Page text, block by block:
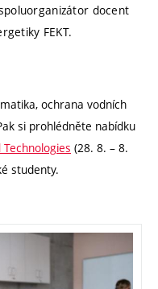
docent
FEKT.
ochrana vodních
si prohlédněte nabídku
(28. 8. – 8.
studenty.